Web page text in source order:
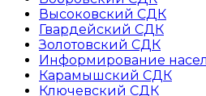
Высоковский СДК
Гвардейский СДК
Золотовский СДК
Информирование
Карамышский СДК
Ключевский СДК